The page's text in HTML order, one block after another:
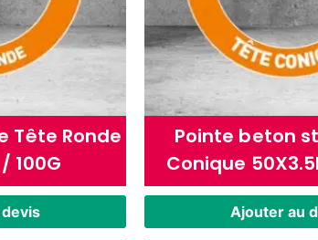
Tête Ronde
100G
Pointe beton
Conique
Ajouter au